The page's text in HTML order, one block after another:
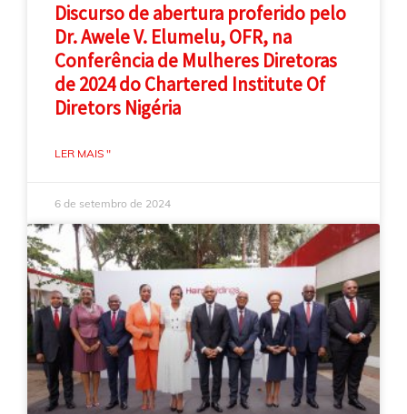
Discurso de abertura proferido pelo
Dr. Awele V. Elumelu, OFR, na
Conferência de Mulheres Diretoras
de 2024 do Chartered Institute Of
Diretors Nigéria
LER MAIS "
6 de setembro de 2024